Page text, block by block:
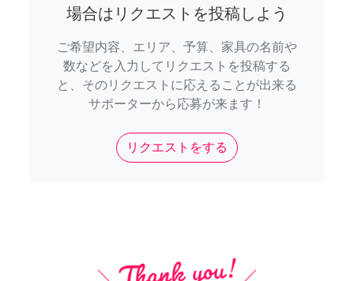
場合はリクエストを投稿しよう
ご希望内容、エリア、予算、家具の名前や
数などを入力してリクエストを投稿する
と、そのリクエストに応えることが出来る
サポーターから応募が来ます！
リクエストをする